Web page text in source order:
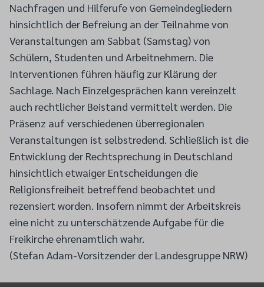
Nachfragen und Hilferufe von Gemeindegliedern
hinsichtlich der Befreiung an der Teilnahme von
Veranstaltungen am Sabbat (Samstag) von
Schülern, Studenten und Arbeitnehmern. Die
Interventionen führen häufig zur Klärung der
Sachlage. Nach Einzelgesprächen kann vereinzelt
auch rechtlicher Beistand vermittelt werden. Die
Präsenz auf verschiedenen überregionalen
Veranstaltungen ist selbstredend. Schließlich ist die
Entwicklung der Rechtsprechung in Deutschland
hinsichtlich etwaiger Entscheidungen die
Religionsfreiheit betreffend beobachtet und
rezensiert worden. Insofern nimmt der Arbeitskreis
eine nicht zu unterschätzende Aufgabe für die
Freikirche ehrenamtlich wahr.
(Stefan Adam-Vorsitzender der Landesgruppe NRW)